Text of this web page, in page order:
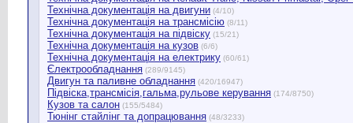
Технічна документація на двигуни (4/10)
Технічна документація на трансмісію (8/11)
Технічна документація на підвіску (15/21)
Технічна документація на кузов (6/6)
Технічна документація на електрику (60/61)
Єлектрообладнання (289/9145)
Двигун та паливне обладнання (420/16947)
Підвіска,трансмісія,гальма,рульове керування (174/8750)
Кузов та салон (155/5484)
Тюнінг стайлінг та допрацювання (48/3233)